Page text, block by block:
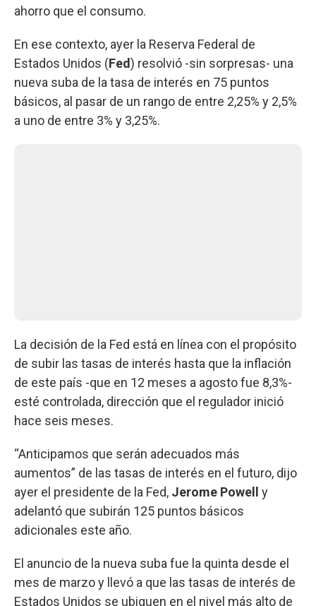
ahorro que el consumo.
En ese contexto, ayer la Reserva Federal de
Estados Unidos (Fed) resolvió -sin sorpresas- una
nueva suba de la tasa de interés en 75 puntos
básicos, al pasar de un rango de entre 2,25% y 2,5%
a uno de entre 3% y 3,25%.
La decisión de la Fed está en línea con el propósito
de subir las tasas de interés hasta que la inflación
de este país -que en 12 meses a agosto fue 8,3%-
esté controlada, dirección que el regulador inició
hace seis meses.
“Anticipamos que serán adecuados más
aumentos” de las tasas de interés en el futuro, dijo
ayer el presidente de la Fed, Jerome Powell
y
adelantó que subirán 125 puntos básicos
adicionales este año.
El anuncio de la nueva suba fue la quinta desde el
mes de marzo y llevó a que las tasas de interés de
Estados Unidos se ubiquen en el nivel más alto de